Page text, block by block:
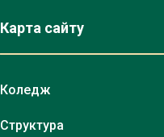
Карта сайту
Коледж
Структура